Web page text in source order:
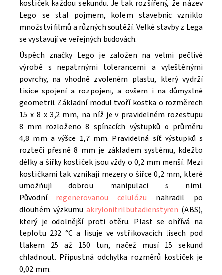
kostiček každou sekundu. Je tak rozšířený, že název
Lego se stal pojmem, kolem stavebnic vzniklo
množství filmů a různých soutěží. Velké stavby z Lega
se vystavují ve veřejných budovách.
Úspěch značky Lego je založen na velmi pečlivé
výrobě s nepatrnými tolerancemi a vyleštěnými
povrchy, na vhodně zvoleném plastu, který vydrží
tisíce spojení a rozpojení, a ovšem i na důmyslné
geometrii. Základní modul tvoří kostka o rozměrech
15 x 8 x 3,2 mm, na níž je v pravidelném rozestupu
8 mm rozloženo 8 spínacích výstupků o průměru
4,8 mm a výšce 1,7 mm. Pravidelná síť výstupků s
roztečí přesně 8 mm je základem systému, kdežto
délky a šířky kostiček jsou vždy o 0,2 mm menší. Mezi
kostičkami tak vznikají mezery o šířce 0,2 mm, které
umožňují dobrou manipulaci s nimi.
Původní regenerovanou celulózu nahradil po
dlouhém výzkumuakrylonitrilbutadienstyren (ABS),
který je odolnější proti otěru. Plast se ohřívá na
teplotu 232 °C a lisuje ve vstřikovacích lisech pod
tlakem 25 až 150 tun, načež musí 15 sekund
chladnout. Přípustná odchylka rozměrů kostiček je
0,02 mm.